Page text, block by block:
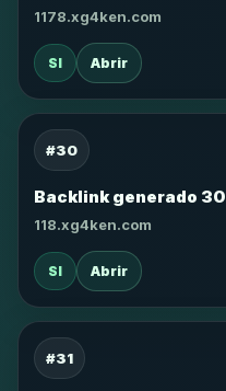
1178.xg4ken.com
SI Abrir
#30
Backlink generado 30
118.xg4ken.com
SI Abrir
#31